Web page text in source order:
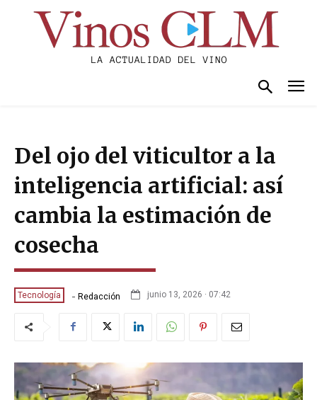
Del ojo del viticultor a la
inteligencia artificial: así
cambia la estimación de
cosecha
Tecnología - Redacción junio 13, 2026 · 07:42